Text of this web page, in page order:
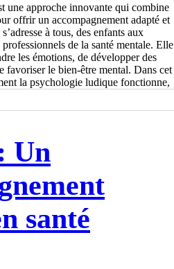
une approche innovante qui combine
offrir un accompagnement adapté et
à tous, des enfants aux
de la santé mentale. Elle
les émotions, de développer des
favoriser le bien-être mental. Dans cet
la psychologie ludique fonctionne,
Un
santé